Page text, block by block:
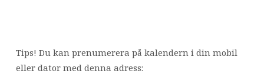
Kalender
Tips! Du kan prenumerera på kalendern i din mobil
eller dator med denna adress: